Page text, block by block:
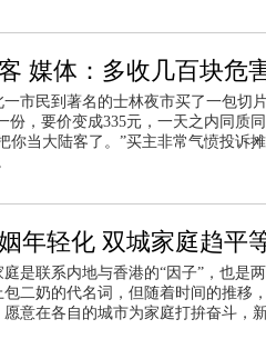
媒体：多收几百块危
市民到著名的士林夜市买了一包切
份，要价变成335元，一天之内同质
你当大陆客了。”买主非常气愤投诉
年轻化 双城家庭趋平
是联系内地与香港的“因子”，也是
二奶的代名词，但随着时间的推移
意在各自的城市为家庭打拚奋斗，